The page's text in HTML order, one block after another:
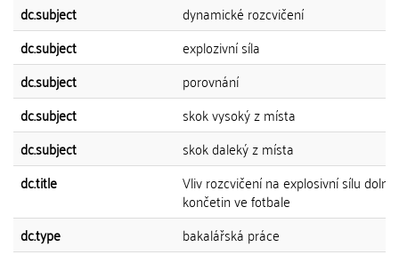
dc.subject
dynamické rozcvičení
dc.subject
explozivní síla
dc.subject
porovnání
dc.subject
skok vysoký z místa
dc.subject
skok daleký z místa
dc.title
Vliv rozcvičení na explosivní sílu
končetin ve fotbale
dc.type
bakalářská práce